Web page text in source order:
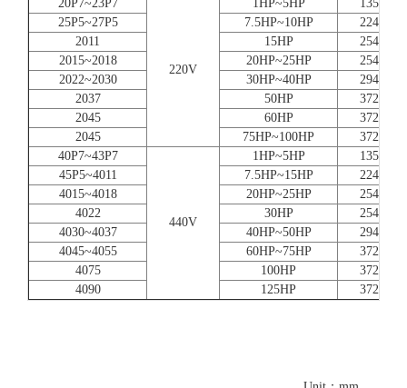
20P7~23P7
220V
1HP~5HP
135
25P5~27P5
7.5HP~10HP
224
2011
15HP
254
2015~2018
20HP~25HP
254
2022~2030
30HP~40HP
294
2037
50HP
372
2045
60HP
372
2045
75HP~100HP
372
40P7~43P7
440V
1HP~5HP
135
45P5~4011
7.5HP~15HP
224
4015~4018
20HP~25HP
254
4022
30HP
254
4030~4037
40HP~50HP
294
4045~4055
60HP~75HP
372
4075
100HP
372
4090
125HP 372